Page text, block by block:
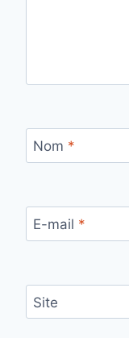
Nom *
E-mail *
Site